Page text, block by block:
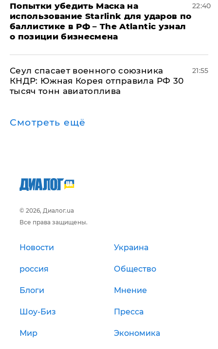
Попытки убедить Маска на
использование Starlink для ударов по
баллистике в РФ – The Atlantic узнал
о позиции бизнесмена
22:40
​Сеул спасает военного союзника
КНДР: Южная Корея отправила РФ 30
тысяч тонн авиатоплива
21:55
Смотреть ещё
© 2026, Диалог.ua
Все права защищены.
Новости Украина
россия Общество
Блоги Мнение
Шоу-Биз Пресса
Мир Экономика